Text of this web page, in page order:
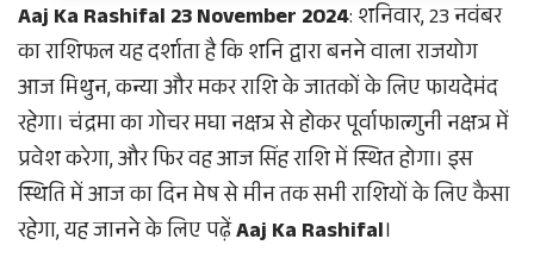
Aaj Ka Rashifal 23 November 2024: शनिवार, 23 नवंबर
का राशिफल यह दर्शाता है कि शनि द्वारा बनने वाला राजयोग
आज मिथुन, कन्या और मकर राशि के जातकों के लिए फायदेमंद
रहेगा। चंद्रमा का गोचर मघा नक्षत्र से होकर पूर्वाफाल्गुनी नक्षत्र में
प्रवेश करेगा, और फिर वह आज सिंह राशि में स्थित होगा। इस
स्थिति में आज का दिन मेष से मीन तक सभी राशियों के लिए कैसा
रहेगा, यह जानने के लिए पढ़ेंAaj Ka Rashifal।